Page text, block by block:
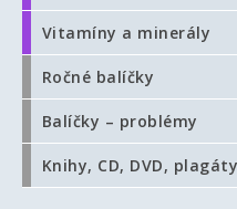
Vitamíny a minerály
Ročné balíčky
Balíčky – problémy
Knihy, CD, DVD,